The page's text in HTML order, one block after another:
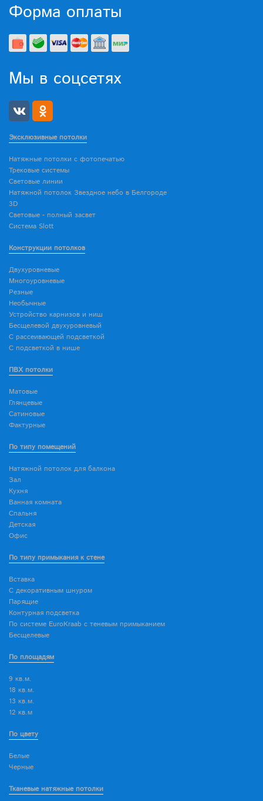
Форма оплаты
Мы в соцсетях
Эксклюзивные потолки
Натяжные потолки с фотопечатью
Трековые системы
Световые линии
Натяжной потолок Звездное небо в Белгороде
3D
Световые - полный засвет
Система Slott
Конструкции потолков
Двухуровневые
Многоуровневые
Резные
Необычные
Устройство карнизов и ниш
Бесщелевой двухуровневый
С рассеивающей подсветкой
С подсветкой в нише
ПВХ потолки
Матовые
Глянцевые
Сатиновые
Фактурные
По типу помещений
Натяжной потолок для балкона
Зал
Кухня
Ванная комната
Спальня
Детская
Офис
По типу примыкания к стене
Вставка
С декоративным шнуром
Парящие
Контурная подсветка
По системе EuroKraab с теневым примыканием
Бесщелевые
По площадям
9 кв.м.
18 кв.м.
13 кв.м.
12 кв.м
По цвету
Белые
Черные
Тканевые натяжные потолки